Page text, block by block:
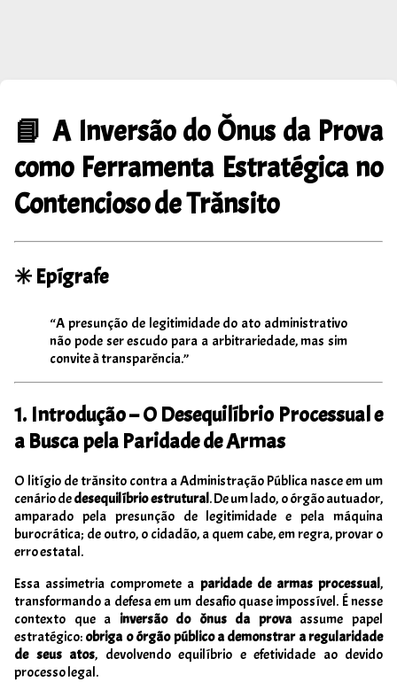
📘 A Inversão do Ônus da Prova
como Ferramenta Estratégica no
Contencioso de Trânsito
✳️ Epígrafe
“A presunção de legitimidade do ato administrativo
não pode ser escudo para a arbitrariedade, mas sim
convite à transparência.”
1. Introdução – O Desequilíbrio Processual e
a Busca pela Paridade de Armas
O litígio de trânsito contra a Administração Pública nasce em um
cenário dedesequilíbrio estrutural. De um lado, o órgão autuador,
amparado pela presunção de legitimidade e pela máquina
burocrática; de outro, o cidadão, a quem cabe, em regra, provar o
erro estatal.
Essa assimetria compromete a paridade de armas processual,
transformando a defesa em um desafio quase impossível. É nesse
contexto que a inversão do ônus da provaassume papel
estratégico: obriga o órgão público a demonstrar a regularidade
de seus atos, devolvendo equilíbrio e efetividade ao devido
processo legal.